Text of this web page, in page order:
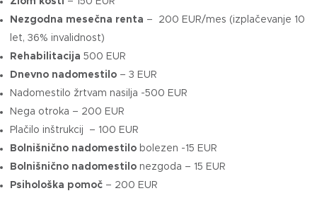
Nezgodna mesečna renta – 200 EUR/mes (izplačevanje 10
let, 36% invalidnost)
Rehabilitacija 500 EUR
Dnevno nadomestilo – 3 EUR
Nadomestilo žrtvam nasilja -500 EUR
Nega otroka – 200 EUR
Plačilo inštrukcij – 100 EUR
Bolnišnično nadomestilo bolezen -15 EUR
Bolnišnično nadomestilo nezgoda – 15 EUR
Psihološka pomoč – 200 EUR